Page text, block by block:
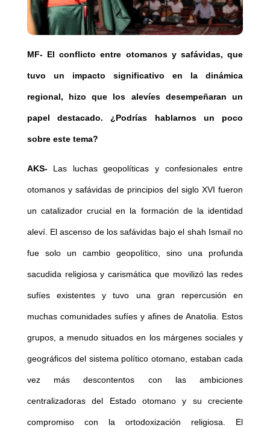
MF- El conflicto entre otomanos y safávidas, que
tuvo un impacto significativo en la dinámica
regional, hizo que los alevíes desempeñaran un
papel destacado. ¿Podrías hablarnos un poco
sobre este tema?
AKS-Las luchas geopolíticas y confesionales entre
otomanos y safávidas de principios del siglo XVI fueron
un catalizador crucial en la formación de la identidad
aleví. El ascenso de los safávidas bajo el shah Ismail no
fue solo un cambio geopolítico, sino una profunda
sacudida religiosa y carismática que movilizó las redes
sufíes existentes y tuvo una gran repercusión en
muchas comunidades sufíes y afines de Anatolia. Estos
grupos, a menudo situados en los márgenes sociales y
geográficos del sistema político otomano, estaban cada
vez más descontentos con las ambiciones
centralizadoras del Estado otomano y su creciente
compromiso con la ortodoxización religiosa. El